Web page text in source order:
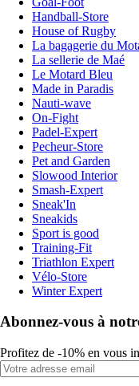
Handball-Store
House of Rugby
La bagagerie du
La sellerie de Maé
Le Motard Bleu
Made in Paradis
Nauti-wave
On-Fight
Padel-Expert
Pecheur-Store
Pet and Garden
Slowood Interior
Smash-Expert
Sneak'In
Sneakids
Sport is good
Training-Fit
Triathlon Expert
Vélo-Store
Winter Expert
Abonnez-vous à
Profitez de -10% en vous